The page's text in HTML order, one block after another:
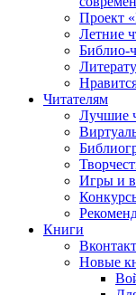
Проект
Летние
Библио-
Читателям
Лучшие
Игры и
Книги
Новые